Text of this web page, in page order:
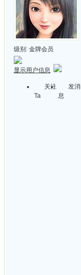
级别: 金牌会员
显示用户信息
关注
Ta
发消
息